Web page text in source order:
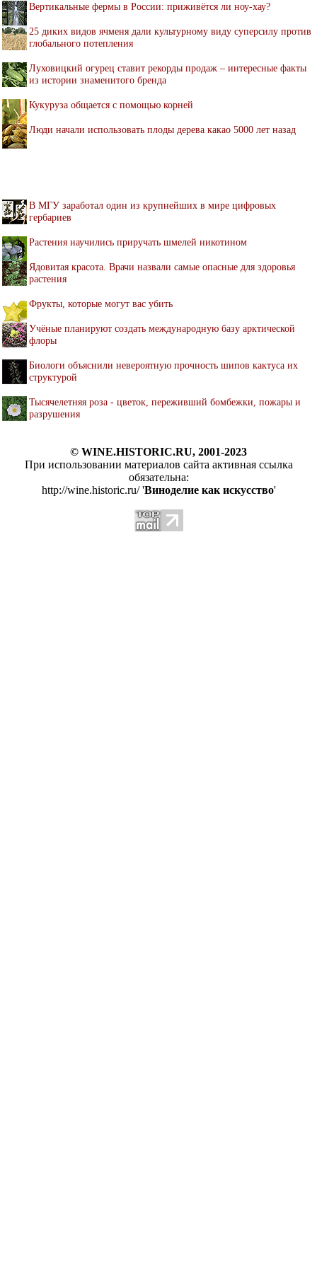
Вертикальные фермы в России: приживётся ли ноу-хау?
25 диких видов ячменя дали культурному виду суперсилу против
глобального потепления
Луховицкий огурец ставит рекорды продаж – интересные факты
из истории знаменитого бренда
Кукуруза общается с помощью корней
Люди начали использовать плоды дерева какао 5000 лет назад
В МГУ заработал один из крупнейших в мире цифровых
гербариев
Растения научились приручать шмелей никотином
Ядовитая красота. Врачи назвали самые опасные для здоровья
растения
Фрукты, которые могут вас убить
Учёные планируют создать международную базу арктической
флоры
Биологи объяснили невероятную прочность шипов кактуса их
структурой
Тысячелетняя роза - цветок, переживший бомбежки, пожары и
разрушения
© WINE.HISTORIC.RU, 2001-2023
При использовании материалов сайта активная ссылка
обязательна:
http://wine.historic.ru/ 'Виноделие как искусство'